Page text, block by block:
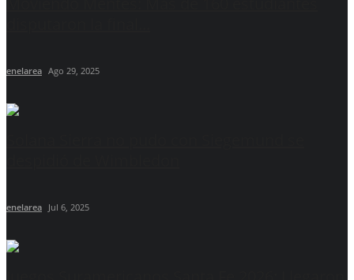
enelarea Ago 29, 2025
enelarea Jul 6, 2025